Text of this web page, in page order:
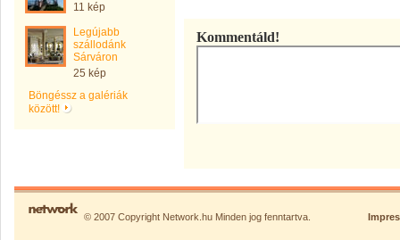
11 kép
Legújabb
szállodánk
Sárváron
25 kép
Böngéssz a galériák
között!
Kommentáld!
© 2007 Copyright Network.hu Minden jog fenntartva.